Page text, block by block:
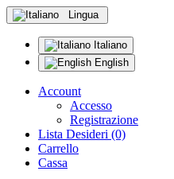
Lingua
Italiano
English
Account
Accesso
Registrazione
Lista Desideri (0)
Carrello
Cassa